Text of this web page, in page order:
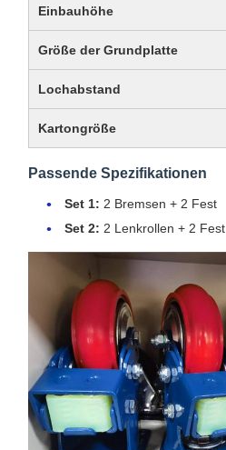
Einbauhöhe
Größe der Grundplatte
Lochabstand
Kartongröße
Passende Spezifikationen
Set 1: 2 Bremsen + 2 Fest
Set 2: 2 Lenkrollen + 2 Fest